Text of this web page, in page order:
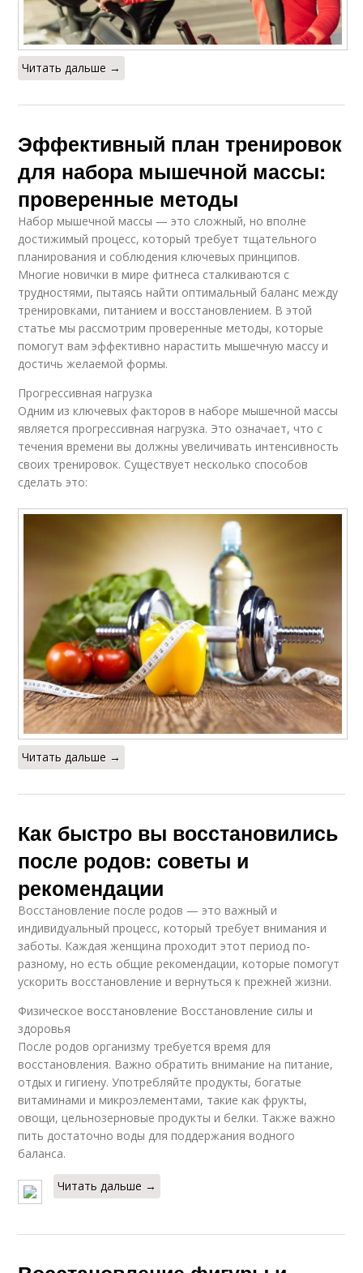
Читать дальше →
Эффективный план тренировок
для набора мышечной массы:
проверенные методы
Набор мышечной массы — это сложный, но вполне
достижимый процесс, который требует тщательного
планирования и соблюдения ключевых принципов.
Многие новички в мире фитнеса сталкиваются с
трудностями, пытаясь найти оптимальный баланс между
тренировками, питанием и восстановлением. В этой
статье мы рассмотрим проверенные методы, которые
помогут вам эффективно нарастить мышечную массу и
достичь желаемой формы.
Прогрессивная нагрузка
Одним из ключевых факторов в наборе мышечной массы
является прогрессивная нагрузка. Это означает, что с
течения времени вы должны увеличивать интенсивность
своих тренировок. Существует несколько способов
сделать это:
Читать дальше →
Как быстро вы восстановились
после родов: советы и
рекомендации
Восстановление после родов — это важный и
индивидуальный процесс, который требует внимания и
заботы. Каждая женщина проходит этот период по-
разному, но есть общие рекомендации, которые помогут
ускорить восстановление и вернуться к прежней жизни.
Физическое восстановление Восстановление силы и
здоровья
После родов организму требуется время для
восстановления. Важно обратить внимание на питание,
отдых и гигиену. Употребляйте продукты, богатые
витаминами и микроэлементами, такие как фрукты,
овощи, цельнозерновые продукты и белки. Также важно
пить достаточно воды для поддержания водного
баланса.
Читать дальше →